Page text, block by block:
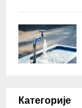
Категорије